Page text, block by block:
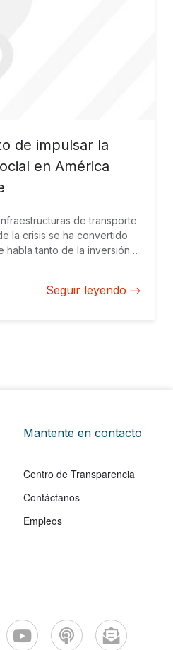
de impulsar la
en América
de transporte
la crisis se ha convertido
habla tanto de la inversión
Seguir leyendo
Mantente en contacto
Centro de Transparencia
Contáctanos
Empleos